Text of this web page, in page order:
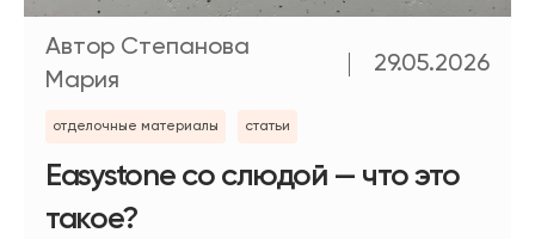
Автор Степанова
Мария
29.05.2026
отделочные материалы статьи
Easystone со слюдой — что это
такое?